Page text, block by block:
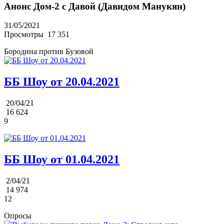
Анонс Дом-2 с Давой (Давидом Манукян)
31/05/2021
Просмотры 17 351
Бородина против Бузовой
ББ Шоу от 20.04.2021
20/04/21
16 624
9
ББ Шоу от 01.04.2021
2/04/21
14 974
12
Опросы